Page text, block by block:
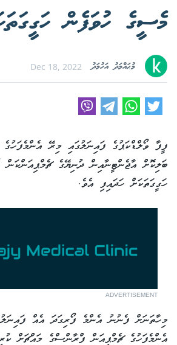
މެސީގެ ހުވަފެން
މުޙައްމަދު އަހުމަދު Dec 18, 2022
ފީފާ ވޯލްޑްކަޕުގެ ފައިނަލުގައި މިރޭ
ބަލިކޮށް އާޖެންޓީނާއިން ދުނިޔޭގެ
ހަގީގަތަކަށް ހަދައިފި އެވެ.
ADVERTISEMENT
މިހާތަނަށް ފެނުނު އެންމެ ފޯރިގަދަ އެއް
އެންމެފަހުގެ ޗެމްޕިއަން ފްރާންސްގެ މައްޗަށް